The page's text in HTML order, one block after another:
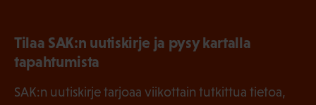
Tilaa SAK:n uutiskirje ja pysy kartalla
tapahtumista
SAK:n uutiskirje tarjoaa viikottain tutkittua tietoa,